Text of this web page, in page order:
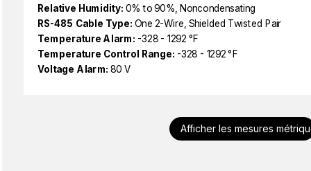
Relative Humidity: 0% to 90%, Noncondensating
RS-485 Cable Type: One 2-Wire, Shielded Twisted Pair
Temperature Alarm: -328 - 1292 °F
Temperature Control Range: -328 - 1292 °F
Voltage Alarm: 80 V
Afficher les mesures